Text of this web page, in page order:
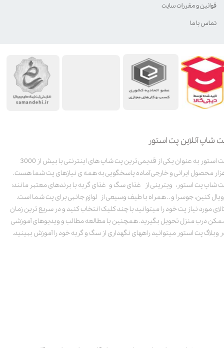
شاپ آنلاین پت استور
پت استور به عنوان یکی از قدیمی‌ترین پت شاپ های اینترنتی با بیش از 3000
محصول ایرانی و خارجی آماده پاسخگویی به همه ی نیازهای پت شما هست.
شاپ پت استور، ویترینی از غذای سگ و غذای گربه با برندهای معتبر مانند:
کنین، جوسرا و .. همراه با طیف وسیعی از لوازم جانبی برای پت شما است.
مورد نیاز پت خود را میتوانید با چند کلیک انتخاب کنید و در سریع ترین زمان
درب منزل تحویل بگیرید. همچنین با مطالعه مطالب و ویدیوهای آموزشی
وبلاگ پت استور میتوانید راههای نگهداری از سگ و گربه خود را آموزش ببینید.
قوانین و مقررات سایت
تماس با ما